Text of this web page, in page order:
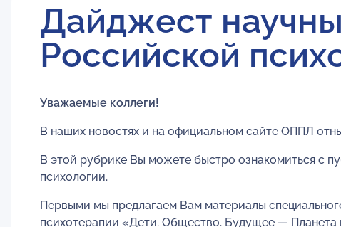
Дайджест
Российской
Уважаемые коллеги!
В наших новостях и на официальном сайте ОППЛ
В этой рубрике Вы можете быстро ознакомиться с
психологии.
Первыми мы предлагаем Вам материалы
психотерапии «Дети. Общество. Будущее —